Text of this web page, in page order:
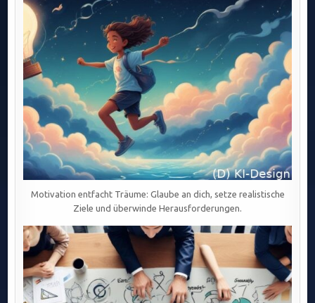
Motivation entfacht Träume: Glaube an dich, setze realistische
Ziele und überwinde Herausforderungen.